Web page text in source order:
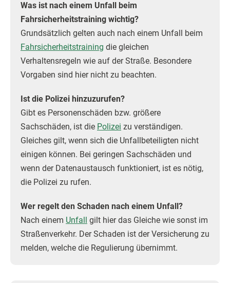
Was ist nach einem Unfall beim
Fahrsicherheitstraining wichtig?
Grundsätzlich gelten auch nach einem Unfall beim
Fahrsicherheitstraining die gleichen
Verhaltensregeln wie auf der Straße. Besondere
Vorgaben sind hier nicht zu beachten.
Ist die Polizei hinzuzurufen?
Gibt es Personenschäden bzw. größere
Sachschäden, ist die Polizei zu verständigen.
Gleiches gilt, wenn sich die Unfallbeteiligten nicht
einigen können. Bei geringen Sachschäden und
wenn der Datenaustausch funktioniert, ist es nötig,
die Polizei zu rufen.
Wer regelt den Schaden nach einem Unfall?
Nach einem Unfall gilt hier das Gleiche wie sonst im
Straßenverkehr. Der Schaden ist der Versicherung zu
melden, welche die Regulierung übernimmt.